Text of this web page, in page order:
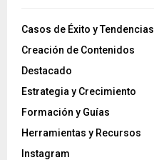
Casos de Éxito y Tendencias
Creación de Contenidos
Destacado
Estrategia y Crecimiento
Formación y Guías
Herramientas y Recursos
Instagram